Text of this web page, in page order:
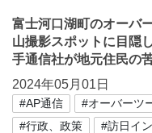
富士河口湖町のオーバ
山撮影スポットに目隠
手通信社が地元住民の
2024年05月01日
#AP通信 #オーバーツ
#行政、政策
#訪日イ